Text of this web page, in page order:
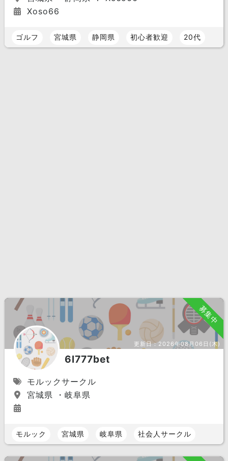
Xoso66
ゴルフ 宮城県 静岡県 初心者歓迎 20代
募集中
更新日：2026年08月06日(木)
6l777bet
モルックサークル
宮城県 ・岐阜県
モルック 宮城県 岐阜県 社会人サークル